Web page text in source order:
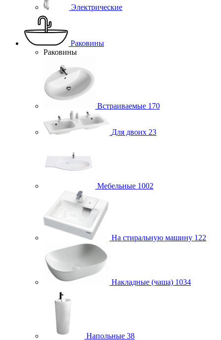
Электрические
Раковины
Раковины
Встраиваемые 170
Для двоих 23
Мебельные 1002
На стиральную машину 122
Накладные (чаша) 1034
Напольные 38